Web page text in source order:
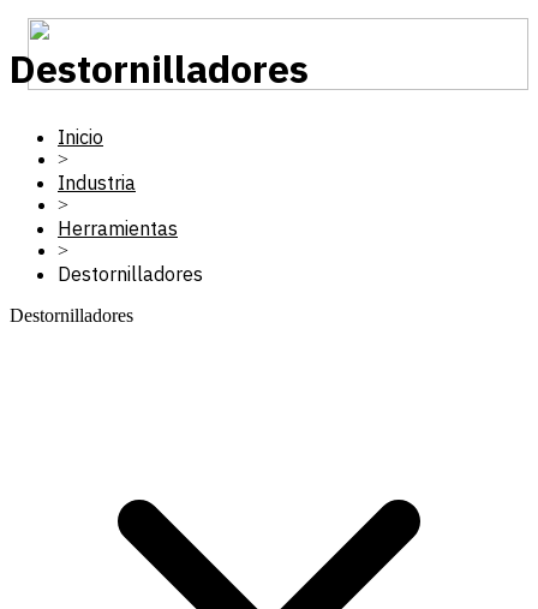
Destornilladores
Inicio
>
Industria
>
Herramientas
>
Destornilladores
Destornilladores